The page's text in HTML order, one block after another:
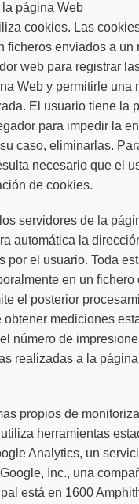
página Web
cookies. Las
ficheros enviados a un
web para registrar
Web y permitirle una
El usuario tiene la
para impedir la
caso, eliminarlas.
necesario que el
de cookies.
servidores de la
automática la
por el usuario. Toda
en un fichero
el posterior
obtener mediciones
número de
realizadas a la
propios de
herramientas
Analytics, un
Inc., una
está en 1600